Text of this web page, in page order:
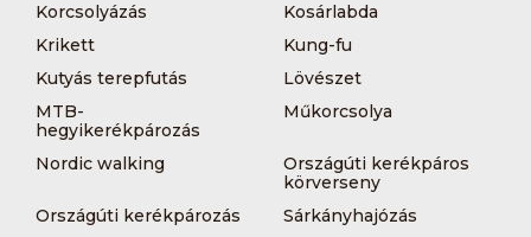
Korcsolyázás
Kosárlabda
Krikett
Kung-fu
Kutyás terepfutás
Lövészet
MTB-
hegyikerékpározás
Műkorcsolya
Nordic walking
Országúti kerékpáros
körverseny
Országúti kerékpározás
Sárkányhajózás